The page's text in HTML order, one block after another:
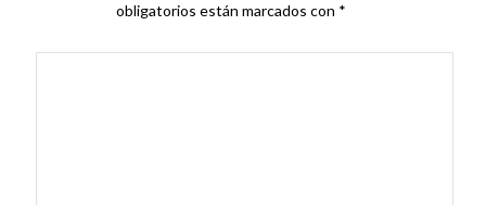
obligatorios están marcados con *